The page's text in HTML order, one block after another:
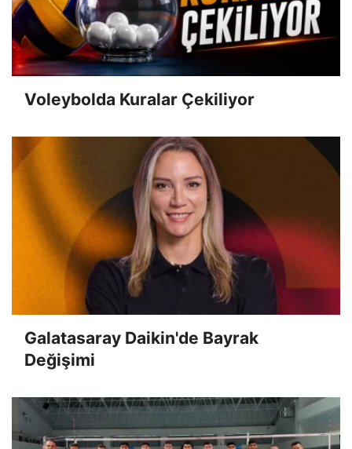
Voleybolda Kuralar Çekiliyor
Galatasaray Daikin'de Bayrak
Değişimi